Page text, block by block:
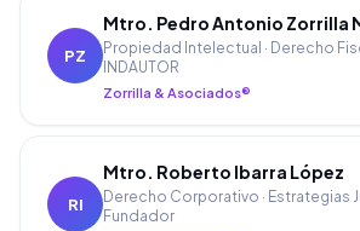
PZ
Mtro. Pedro Antonio Zorrilla
Propiedad Intelectual · Derecho
INDAUTOR
Zorrilla & Asociados®
RI
Mtro. Roberto Ibarra López
Derecho Corporativo · Estrategias
Fundador